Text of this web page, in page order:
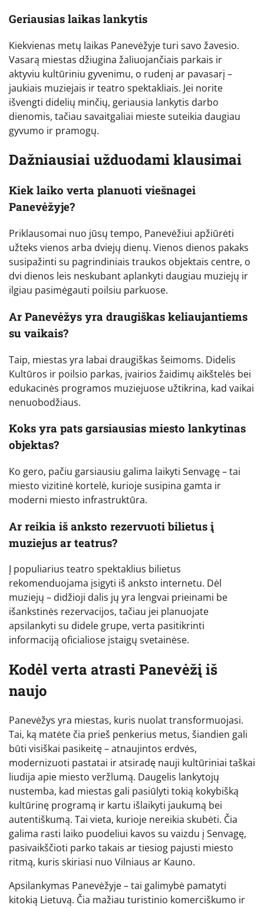
Geriausias laikas lankytis
Kiekvienas metų laikas Panevėžyje turi savo žavesio.
Vasarą miestas džiugina žaliuojančiais parkais ir
aktyviu kultūriniu gyvenimu, o rudenį ar pavasarį –
jaukiais muziejais ir teatro spektakliais. Jei norite
išvengti didelių minčių, geriausia lankytis darbo
dienomis, tačiau savaitgaliai mieste suteikia daugiau
gyvumo ir pramogų.
Dažniausiai užduodami klausimai
Kiek laiko verta planuoti viešnagei
Panevėžyje?
Priklausomai nuo jūsų tempo, Panevėžiui apžiūrėti
užteks vienos arba dviejų dienų. Vienos dienos pakaks
susipažinti su pagrindiniais traukos objektais centre, o
dvi dienos leis neskubant aplankyti daugiau muziejų ir
ilgiau pasimėgauti poilsiu parkuose.
Ar Panevėžys yra draugiškas keliaujantiems
su vaikais?
Taip, miestas yra labai draugiškas šeimoms. Didelis
Kultūros ir poilsio parkas, įvairios žaidimų aikštelės bei
edukacinės programos muziejuose užtikrina, kad vaikai
nenuobodžiaus.
Koks yra pats garsiausias miesto lankytinas
objektas?
Ko gero, pačiu garsiausiu galima laikyti Senvagę – tai
miesto vizitinė kortelė, kurioje susipina gamta ir
moderni miesto infrastruktūra.
Ar reikia iš anksto rezervuoti bilietus į
muziejus ar teatrus?
Į populiarius teatro spektaklius bilietus
rekomenduojama įsigyti iš anksto internetu. Dėl
muziejų – didžioji dalis jų yra lengvai prieinami be
išankstinės rezervacijos, tačiau jei planuojate
apsilankyti su didele grupe, verta pasitikrinti
informaciją oficialiose įstaigų svetainėse.
Kodėl verta atrasti Panevėžį iš
naujo
Panevėžys yra miestas, kuris nuolat transformuojasi.
Tai, ką matėte čia prieš penkerius metus, šiandien gali
būti visiškai pasikeitę – atnaujintos erdvės,
modernizuoti pastatai ir atsiradę nauji kultūriniai taškai
liudija apie miesto veržlumą. Daugelis lankytojų
nustemba, kad miestas gali pasiūlyti tokią kokybišką
kultūrinę programą ir kartu išlaikyti jaukumą bei
autentiškumą. Tai vieta, kurioje nereikia skubėti. Čia
galima rasti laiko puodeliui kavos su vaizdu į Senvagę,
pasivaikščioti parko takais ar tiesiog pajusti miesto
ritmą, kuris skiriasi nuo Vilniaus ar Kauno.
Apsilankymas Panevėžyje – tai galimybė pamatyti
kitokią Lietuvą. Čia mažiau turistinio komerciškumo ir